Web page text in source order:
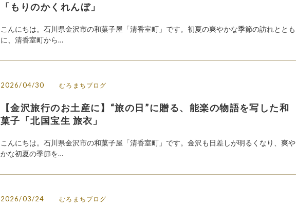
「もりのかくれんぼ」
こんにちは。石川県金沢市の和菓子屋「清香室町」です。初夏の爽やかな季節の訪れととも
に、清香室町から…
2026/04/30 むろまちブログ
【金沢旅行のお土産に】“旅の日”に贈る、能楽の物語を写した和
菓子「北国宝生 旅衣」
こんにちは。石川県金沢市の和菓子屋「清香室町」です。金沢も日差しが明るくなり、爽や
かな初夏の季節を…
2026/03/24 むろまちブログ